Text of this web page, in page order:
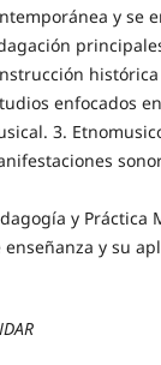
y se
enfocados
3.
y Práctica
enseñanza y su